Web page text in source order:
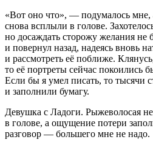
«Вот оно что», — подумалось мне,
снова всплыли в голове.
но досаждать сторожу желания не
и повернул назад, надеясь вновь
и рассмотреть её поближе.
то её портреты сейчас покоились
Если бы я умел писать, то тысячи
и заполнили бумагу.
Девушка с Ладоги. Рыжеволосая
в голове, а ощущение потери
разговор — большего мне не надо.